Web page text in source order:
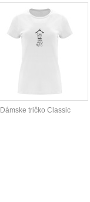
Dámske tričko Classic